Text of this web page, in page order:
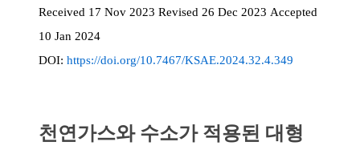
Received 17 Nov 2023 Revised 26 Dec 2023 Accepted
10 Jan 2024
DOI: https://doi.org/10.7467/KSAE.2024.32.4.349
천연가스와 수소가 적용된 대형